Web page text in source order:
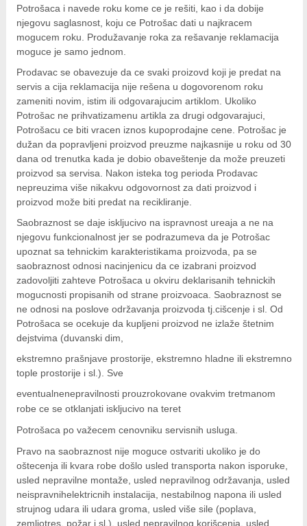
Potrošaca i navede roku kome ce je rešiti, kao i da dobije
njegovu saglasnost, koju ce Potrošac dati u najkracem
mogucem roku. Produžavanje roka za rešavanje reklamacija
moguce je samo jednom.
Prodavac se obavezuje da ce svaki proizovd koji je predat na
servis a cija reklamacija nije rešena u dogovorenom roku
zameniti novim, istim ili odgovarajucim artiklom. Ukoliko
Potrošac ne prihvatizamenu artikla za drugi odgovarajuci,
Potrošacu ce biti vracen iznos kupoprodajne cene. Potrošac je
dužan da popravljeni proizvod preuzme najkasnije u roku od 30
dana od trenutka kada je dobio obaveštenje da može preuzeti
proizvod sa servisa. Nakon isteka tog perioda Prodavac
nepreuzima više nikakvu odgovornost za dati proizvod i
proizvod može biti predat na recikliranje.
Saobraznost se daje iskljucivo na ispravnost ureaja a ne na
njegovu funkcionalnost jer se podrazumeva da je Potrošac
upoznat sa tehnickim karakteristikama proizvoda, pa se
saobraznost odnosi nacinjenicu da ce izabrani proizvod
zadovoljiti zahteve Potrošaca u okviru deklarisanih tehnickih
mogucnosti propisanih od strane proizvoaca. Saobraznost se
ne odnosi na poslove održavanja proizvoda tj.cišcenje i sl. Od
Potrošaca se ocekuje da kupljeni proizvod ne izlaže štetnim
dejstvima (duvanski dim,
ekstremno prašnjave prostorije, ekstremno hladne ili ekstremno
tople prostorije i sl.). Sve
eventualnenepravilnosti prouzrokovane ovakvim tretmanom
robe ce se otklanjati iskljucivo na teret
Potrošaca po važecem cenovniku servisnih usluga.
Pravo na saobraznost nije moguce ostvariti ukoliko je do
oštecenja ili kvara robe došlo usled transporta nakon isporuke,
usled nepravilne montaže, usled nepravilnog održavanja, usled
neispravnihelektricnih instalacija, nestabilnog napona ili usled
strujnog udara ili udara groma, usled više sile (poplava,
zemljotres, požar i sl.), usled nepravilnog korišcenja, usled